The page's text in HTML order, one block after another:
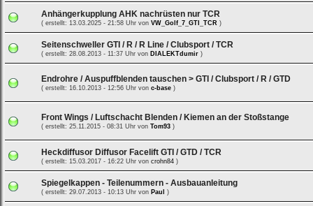
Anhängerkupplung AHK nachrüsten nur TCR
( erstellt: 13.03.2025 - 21:58 Uhr von VW_Golf_7_GTI_TCR )
Seitenschweller GTI / R / R Line / Clubsport / TCR
( erstellt: 28.08.2013 - 11:37 Uhr von DIALEKTdumir )
Endrohre / Auspuffblenden tauschen > GTI / Clubsport / R / GTD
( erstellt: 16.10.2013 - 12:56 Uhr von c-base )
Front Wings / Luftschacht Blenden / Kiemen an der Stoßstange
( erstellt: 25.11.2015 - 08:31 Uhr von Tom93 )
Heckdiffusor Diffusor Facelift GTI / GTD / TCR
( erstellt: 15.03.2017 - 16:22 Uhr von crohn84 )
Spiegelkappen - Teilenummern - Ausbauanleitung
( erstellt: 29.07.2013 - 10:13 Uhr von Paul )